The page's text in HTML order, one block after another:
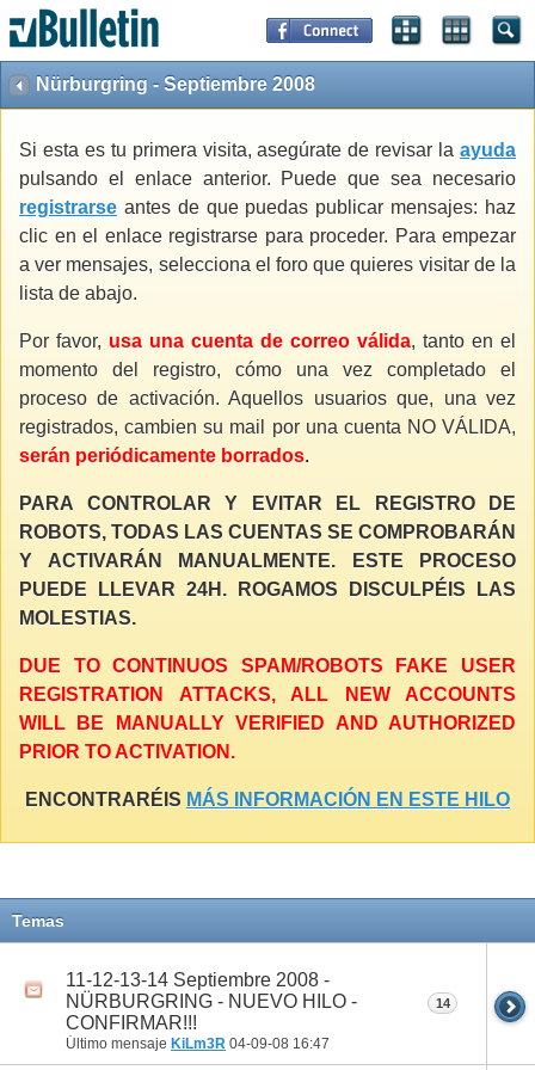
Nürburgring - Septiembre 2008
Si esta es tu primera visita, asegúrate de revisar la ayuda
pulsando el enlace anterior. Puede que sea necesario
registrarse antes de que puedas publicar mensajes: haz
clic en el enlace registrarse para proceder. Para empezar
a ver mensajes, selecciona el foro que quieres visitar de la
lista de abajo.
Por favor, usa una cuenta de correo válida, tanto en el
momento del registro, cómo una vez completado el
proceso de activación. Aquellos usuarios que, una vez
registrados, cambien su mail por una cuenta NO VÁLIDA,
serán periódicamente borrados.
PARA CONTROLAR Y EVITAR EL REGISTRO DE
ROBOTS, TODAS LAS CUENTAS SE COMPROBARÁN
Y ACTIVARÁN MANUALMENTE. ESTE PROCESO
PUEDE LLEVAR 24H. ROGAMOS DISCULPÉIS LAS
MOLESTIAS.
DUE TO CONTINUOS SPAM/ROBOTS FAKE USER
REGISTRATION ATTACKS, ALL NEW ACCOUNTS
WILL BE MANUALLY VERIFIED AND AUTHORIZED
PRIOR TO ACTIVATION.
ENCONTRARÉIS MÁS INFORMACIÓN EN ESTE HILO
Temas
11-12-13-14 Septiembre 2008 -
NÜRBURGRING - NUEVO HILO -
CONFIRMAR!!!
Último mensaje KiLm3R 04-09-08 16:47
14